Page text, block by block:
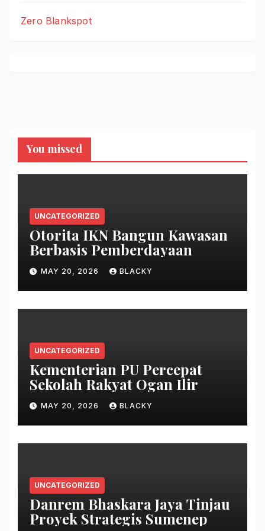
Zero Blankspot
You missed
UNCATEGORIZED
Otorita IKN Bangun Kawasan
Berbasis Pemberdayaan
MAY 20, 2026 BLACKY
UNCATEGORIZED
Kementerian PU Percepat
Sekolah Rakyat Ogan Ilir
MAY 20, 2026 BLACKY
UNCATEGORIZED
Danrem Bhaskara Jaya Tinjau
Proyek Strategis Sumenep